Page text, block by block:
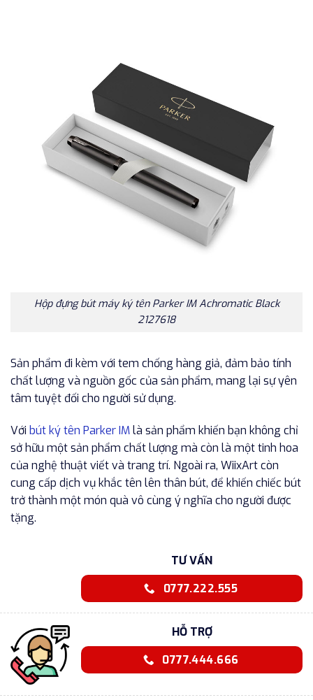
Hộp đựng bút máy ký tên Parker IM Achromatic Black
2127618
Sản phẩm đi kèm với tem chống hàng giả, đảm bảo tính
chất lượng và nguồn gốc của sản phẩm, mang lại sự yên
tâm tuyệt đối cho người sử dụng.
Với bút ký tên Parker IMlà sản phẩm khiến bạn không chỉ
sở hữu một sản phẩm chất lượng mà còn là một tinh hoa
của nghệ thuật viết và trang trí. Ngoài ra, WiixArt còn
cung cấp dịch vụ khắc tên lên thân bút, để khiến chiếc bút
trở thành một món quà vô cùng ý nghĩa cho người được
tặng.
TƯ VẤN
0777.222.555
HỖ TRỢ
0777.444.666